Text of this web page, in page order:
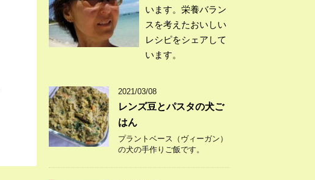
います。栄養バラン
スを考えたおいしい
レシピをシェアして
います。
2021/03/08
レンズ豆とパスタの犬ご
はん
プラントベース（ヴィーガン）
の犬の手作りご飯です。